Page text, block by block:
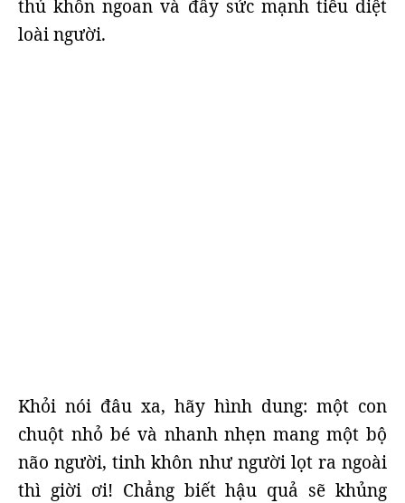
thủ khôn ngoan và đầy sức mạnh tiêu diệt
loài người.
Khỏi nói đâu xa, hãy hình dung: một con
chuột nhỏ bé và nhanh nhẹn mang một bộ
não người, tinh khôn như người lọt ra ngoài
thì giời ơi! Chẳng biết hậu quả sẽ khủng